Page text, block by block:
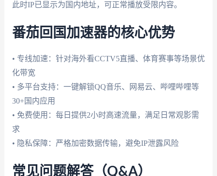
此时IP已显示为国内地址，可正常播放受限内容。
番茄回国加速器的核心优势
• 专线加速：针对海外看CCTV5直播、体育赛事等场景优
化带宽
• 多平台支持：一键解锁QQ音乐、网易云、哔哩哔哩等
30+国内应用
• 免费使用：每日提供2小时高速流量，满足日常观影需
求
• 隐私保障：严格加密数据传输，避免IP泄露风险
常见问题解答（Q&A）